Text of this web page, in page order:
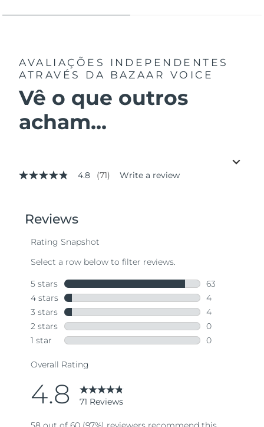
AVALIAÇÕES INDEPENDENTES
ATRAVÉS DA BAZAAR VOICE
Vê o que outros
acham...
4.8
stars,
average
value.
Same
page
link.
4.8 (71) Write a review